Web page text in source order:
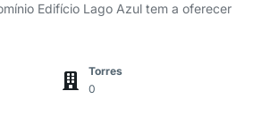
Edifício Lago Azul tem a oferecer
Torres
0